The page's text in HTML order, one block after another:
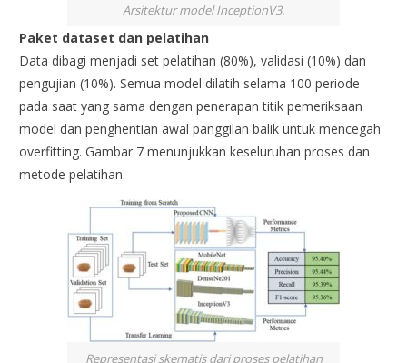
Arsitektur model InceptionV3.
Paket dataset dan pelatihan
Data dibagi menjadi set pelatihan (80%), validasi (10%) dan
pengujian (10%). Semua model dilatih selama 100 periode
pada saat yang sama dengan penerapan titik pemeriksaan
model dan penghentian awal panggilan balik untuk mencegah
overfitting. Gambar 7 menunjukkan keseluruhan proses dan
metode pelatihan.
Representasi skematis dari proses pelatihan